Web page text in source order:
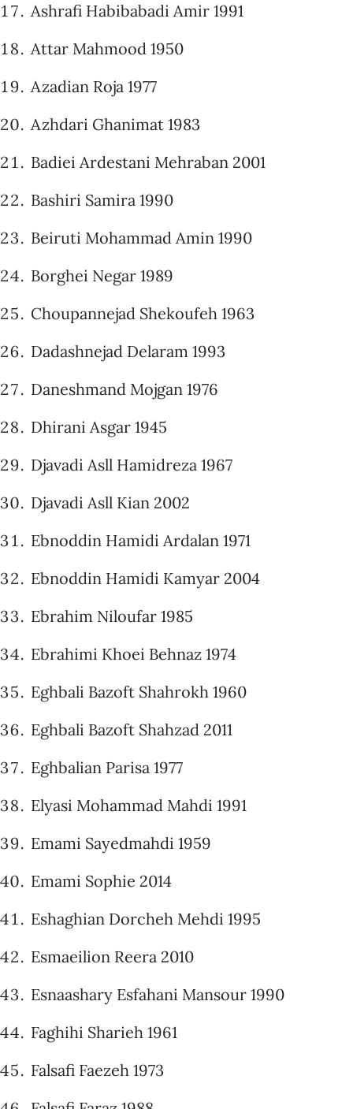
Ashrafi Habibabadi Amir 1991
Attar Mahmood 1950
Azadian Roja 1977
Azhdari Ghanimat 1983
Badiei Ardestani Mehraban 2001
Bashiri Samira 1990
Beiruti Mohammad Amin 1990
Borghei Negar 1989
Choupannejad Shekoufeh 1963
Dadashnejad Delaram 1993
Daneshmand Mojgan 1976
Dhirani Asgar 1945
Djavadi Asll Hamidreza 1967
Djavadi Asll Kian 2002
Ebnoddin Hamidi Ardalan 1971
Ebnoddin Hamidi Kamyar 2004
Ebrahim Niloufar 1985
Ebrahimi Khoei Behnaz 1974
Eghbali Bazoft Shahrokh 1960
Eghbali Bazoft Shahzad 2011
Eghbalian Parisa 1977
Elyasi Mohammad Mahdi 1991
Emami Sayedmahdi 1959
Emami Sophie 2014
Eshaghian Dorcheh Mehdi 1995
Esmaeilion Reera 2010
Esnaashary Esfahani Mansour 1990
Faghihi Sharieh 1961
Falsafi Faezeh 1973